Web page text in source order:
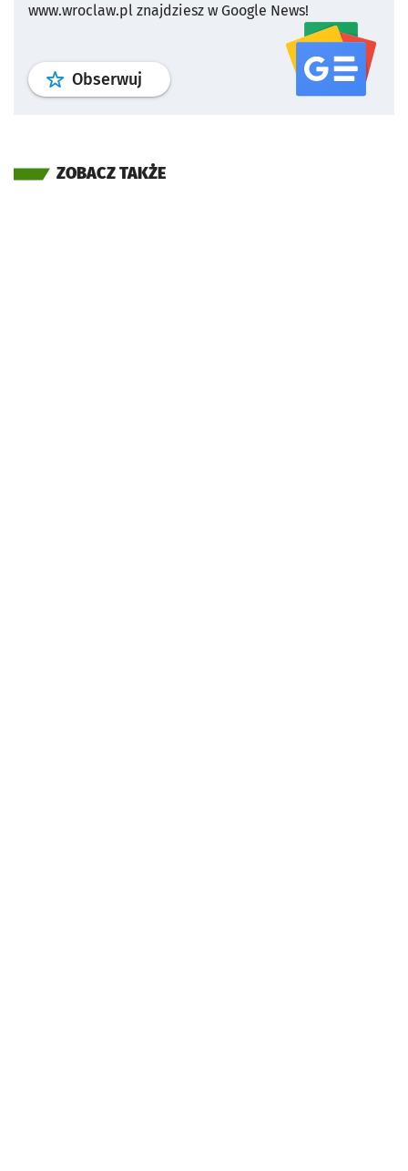
www.wroclaw.pl znajdziesz w Google News!
Obserwuj profil serwisu
ZOBACZ TAKŻE